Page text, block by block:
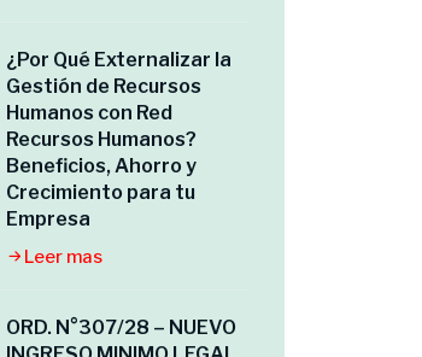
¿Por Qué Externalizar la
Gestión de Recursos
Humanos con Red
Recursos Humanos?
Beneficios, Ahorro y
Crecimiento para tu
Empresa
Leer mas
ORD. N°307/28 – NUEVO